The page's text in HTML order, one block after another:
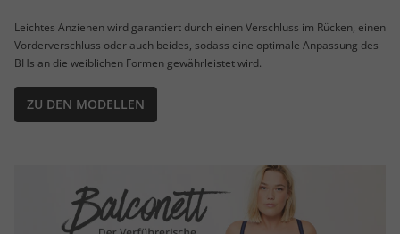
Leichtes Anziehen wird garantiert durch einen Verschluss im Rücken, einen
Vorderverschluss oder auch beides, sodass eine optimale Anpassung des
BHs an die weiblichen Formen gewährleistet wird.
ZU DEN MODELLEN